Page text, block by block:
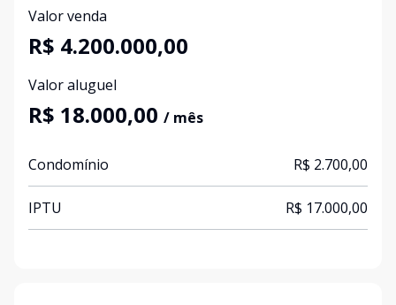
Valor venda
R$ 4.200.000,00
Valor aluguel
R$ 18.000,00 / mês
Condomínio R$ 2.700,00
IPTU R$ 17.000,00